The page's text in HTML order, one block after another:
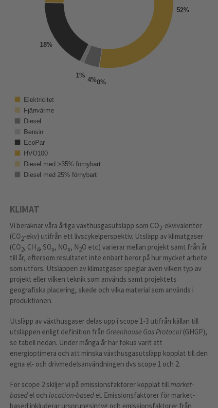
52%
0%
4%
1%
18%
Elektricitet
Fjärrvärme
Diesel
Bensin
EcoPar
HVO100
Diesel med >35% förnybart
Diesel med 25% förnybart
KLIMAT
Vi beräknar våra årliga växthusgasutsläpp som CO2-ekvivalenter
(CO2-ekv) utifrån ett livscykelperspektiv. Utsläpp av klimatgaser
(CO2, CH4, SOx, NOx, N2O etc) varierar mellan projekt samt från år
till år, eftersom resultatet inte enbart beror på hur mycket arbete
som utförs. Utsläppen av klimatgaser speglar även vilken typ av
projekt eller vilken teknik som används samt projektets
geografiska placering, skede och vilka material som används i
produktionen.
Utsläpp av växthusgaser delas upp i scope 1-3 utifrån källan till
utsläppen enligt definition från Greenhouse Gas Protocol (GHGP),
se tabell nedan. Under många år har fokus varit att
energioptimera och att minska växthusgasutsläpp kopplat till den
egna el- och drivmedelsanvändningen dvs scope 1 och 2.
För scope 2 skiljer vi på emissionsfaktorer kopplat tillmarket-
based el och location-based el. Emissionsfaktorer för market-
based inkluderar ursprungsintyg och emissionsfaktorer från